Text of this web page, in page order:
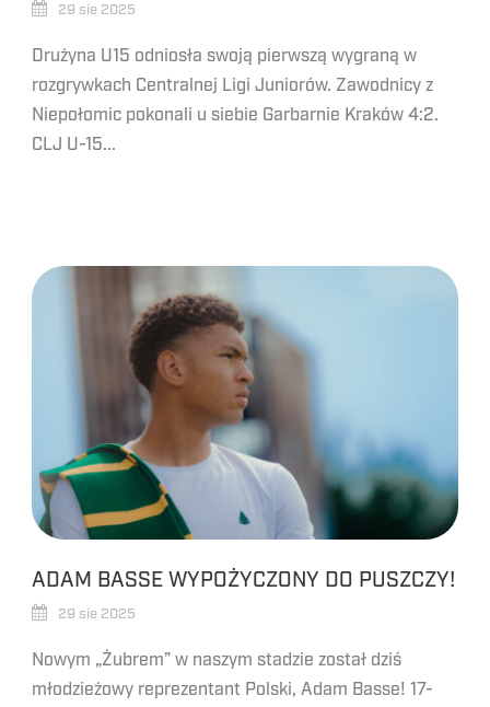
29 sie 2025
Drużyna U15 odniosła swoją pierwszą wygraną w
rozgrywkach Centralnej Ligi Juniorów. Zawodnicy z
Niepołomic pokonali u siebie Garbarnie Kraków 4:2.
CLJ U-15...
ADAM BASSE WYPOŻYCZONY DO PUSZCZY!
29 sie 2025
Nowym „Żubrem” w naszym stadzie został dziś
młodzieżowy reprezentant Polski, Adam Basse! 17-